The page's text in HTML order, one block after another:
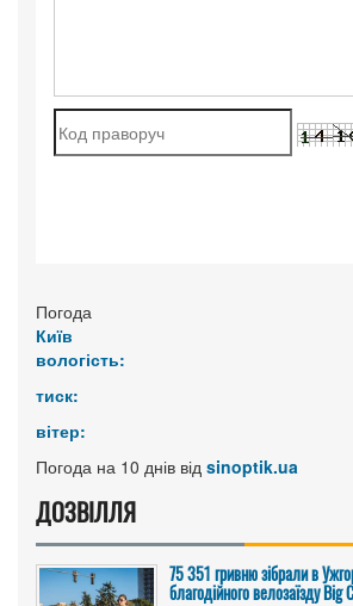
Погода
Київ
вологість:
тиск:
вітер:
Погода на 10 днів від sinoptik.ua
ДОЗВІЛЛЯ
75 351 гривню зібрали в
благодійного велозаїзду Big